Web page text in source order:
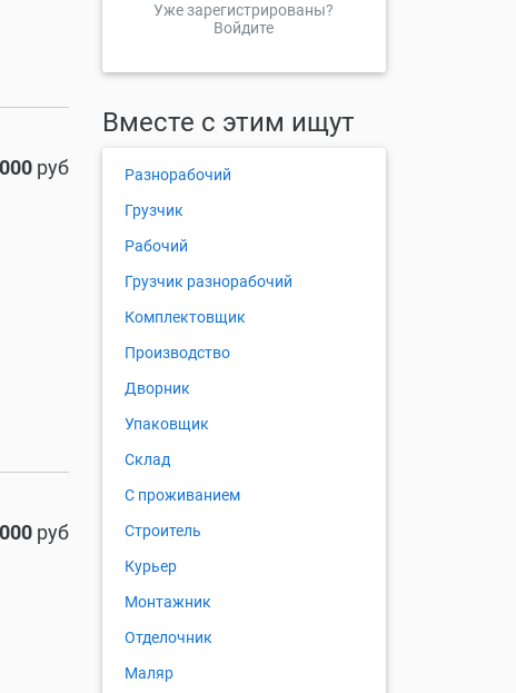
руб
руб
Уже зарегистрированы?
Войдите
Вместе с этим ищут
Разнорабочий
Грузчик
Рабочий
Грузчик разнорабочий
Комплектовщик
Производство
Дворник
Упаковщик
Склад
С проживанием
Строитель
Курьер
Монтажник
Отделочник
Маляр